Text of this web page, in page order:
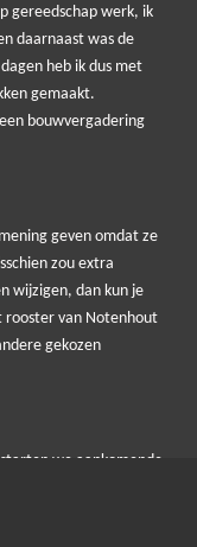
gereedschap werk, ik
daarnaast was de
heb ik dus met
gemaakt.
bouwvergadering
geven omdat ze
zou extra
wijzigen, dan kun je
rooster van Notenhout
gekozen
we aankomende